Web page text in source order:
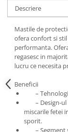
Cupe mixare
Verificat vopseaua
Cartele verificat
Filtre vopsea
Diluant vopsea si
Agent dilutie
Diluant nitro
Diluant pentru
Diverse
Accelerator
Descriere
Mastile de
ofera confort si
performanta.
regasesc in
lucru ce necesita
Beneficii
–
– Design-ul
miscarile fetei
sporit.
– Segment